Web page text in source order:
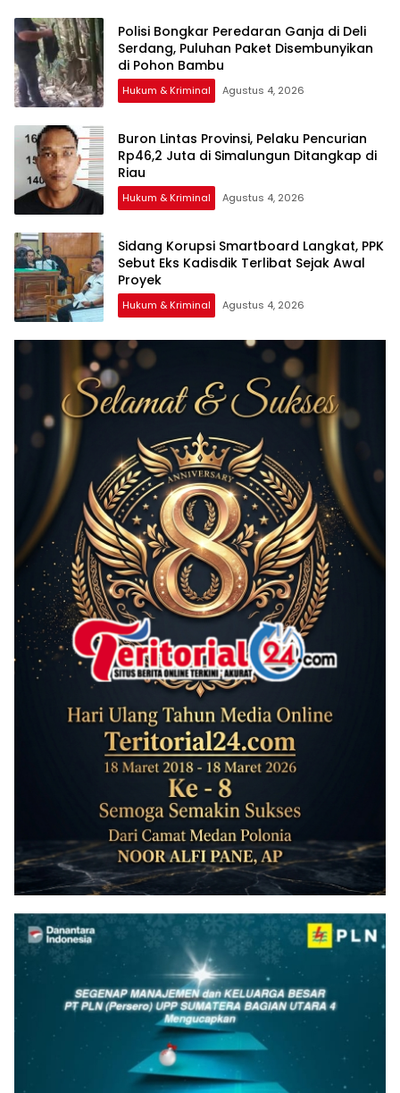
Polisi Bongkar Peredaran Ganja di Deli
Serdang, Puluhan Paket Disembunyikan
di Pohon Bambu
Hukum & Kriminal Agustus 4, 2026
Buron Lintas Provinsi, Pelaku Pencurian
Rp46,2 Juta di Simalungun Ditangkap di
Riau
Hukum & Kriminal Agustus 4, 2026
Sidang Korupsi Smartboard Langkat, PPK
Sebut Eks Kadisdik Terlibat Sejak Awal
Proyek
Hukum & Kriminal Agustus 4, 2026